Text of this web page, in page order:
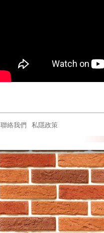
聯絡我們 私隱政策